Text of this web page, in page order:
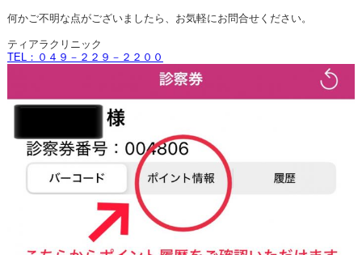
何かご不明な点がございましたら、お気軽にお問合せください。
ティアラクリニック
TEL：０４９－２２９－２２００